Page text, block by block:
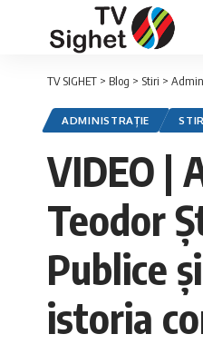
TV SIGHET > Blog > Stiri >
ADMINISTRAȚIE
VIDEO |
Teodor
Publice
istoria